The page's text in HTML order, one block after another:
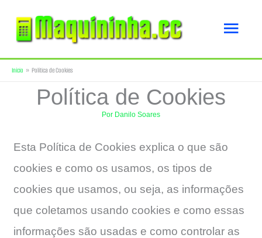
para
conteúdo
Início Política de Cookies
Política de Cookies
Por Danilo Soares
Esta Política de Cookies explica o que são
cookies e como os usamos, os tipos de
cookies que usamos, ou seja, as informações
que coletamos usando cookies e como essas
informações são usadas e como controlar as